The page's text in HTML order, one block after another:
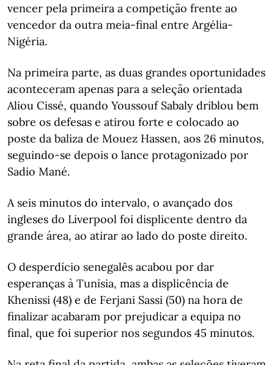
vencer pela primeira a competição frente ao
vencedor da outra meia-final entre Argélia-
Nigéria.
Na primeira parte, as duas grandes oportunidades
aconteceram apenas para a seleção orientada
Aliou Cissé, quando Youssouf Sabaly driblou bem
sobre os defesas e atirou forte e colocado ao
poste da baliza de Mouez Hassen, aos 26 minutos,
seguindo-se depois o lance protagonizado por
Sadio Mané.
A seis minutos do intervalo, o avançado dos
ingleses do Liverpool foi displicente dentro da
grande área, ao atirar ao lado do poste direito.
O desperdício senegalês acabou por dar
esperanças à Tunísia, mas a displicência de
Khenissi (48) e de Ferjani Sassi (50) na hora de
finalizar acabaram por prejudicar a equipa no
final, que foi superior nos segundos 45 minutos.